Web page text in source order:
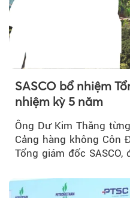
SASCO bổ nhiệm
nhiệm kỳ 5 năm
Ông Dư Kim Thăng
Cảng hàng không Côn
Tổng giám đốc